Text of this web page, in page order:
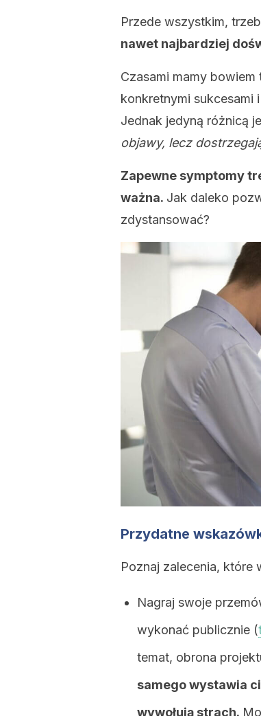
Przede wszystkim,
nawet najbardziej
Czasami mamy
konkretnymi sukcesami
Jednak jedyną różnicą
objawy, lecz
Zapewne symptomy
ważna. Jak daleko
zdystansować?
Przydatne
Poznaj zalecenia, które
Nagraj swoje
wykonać publicznie (
temat, obrona
samego wystawia
wywołują strach.